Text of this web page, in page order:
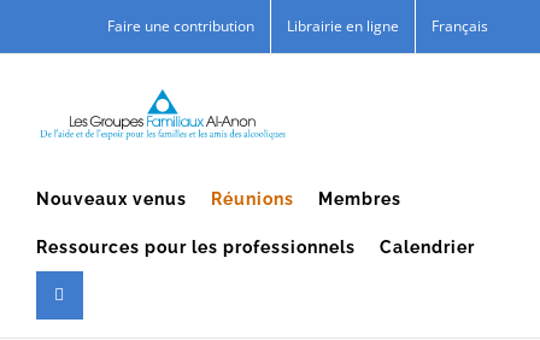
to
Faire une contribution Librairie en ligne Français
Nouveaux venus Réunions Membres
Ressources pour les professionnels Calendrier